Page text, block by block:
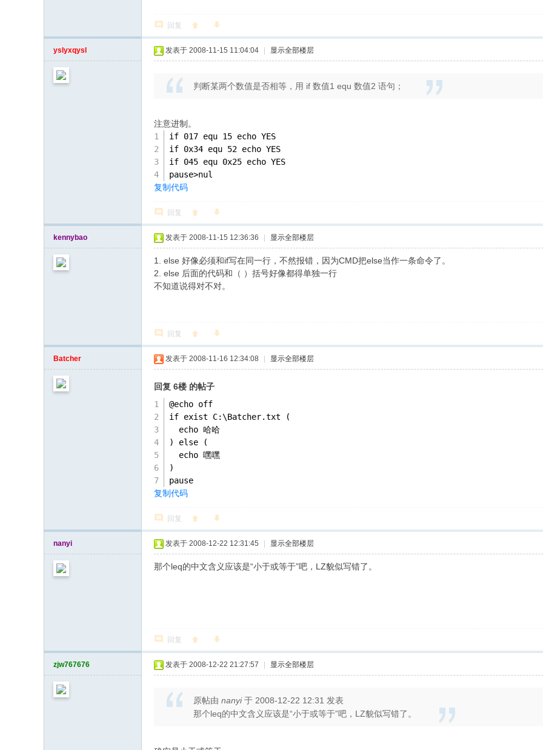
回复
yslyxqysl 发表于 2008-11-15 11:04:04 显示全部楼层
判断某两个数值是否相等，用 if 数值1 equ 数值2 语句；
注意进制。
if 017 equ 15 echo YES
if 0x34 equ 52 echo YES
if 045 equ 0x25 echo YES
pause>nul
复制代码
回复
kennybao 发表于 2008-11-15 12:36:36 显示全部楼层
1. else 好像必须和if写在同一行，不然报错，因为CMD把else当作一条命令了。
2. else 后面的代码和（ ）括号好像都得单独一行
不知道说得对不对。
回复
Batcher 发表于 2008-11-16 12:34:08 显示全部楼层
回复 6楼 的帖子
@echo off
if exist C:\Batcher.txt (
  echo 哈哈
) else (
  echo 嘿嘿
)
pause
复制代码
回复
nanyi 发表于 2008-12-22 12:31:45 显示全部楼层
那个leq的中文含义应该是“小于或等于”吧，LZ貌似写错了。
回复
zjw767676 发表于 2008-12-22 21:27:57 显示全部楼层
原帖由 nanyi于 2008-12-22 12:31 发表
那个leq的中文含义应该是“小于或等于”吧，LZ貌似写错了。